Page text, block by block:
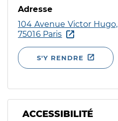
Adresse
104 Avenue Victor Hugo,
75016 Paris
S'Y RENDRE
ACCESSIBILITÉ